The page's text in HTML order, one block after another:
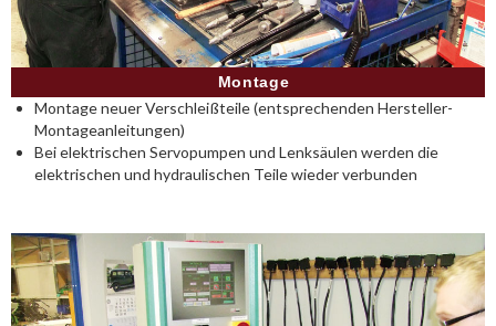
Montage
Montage neuer Verschleißteile (entsprechenden Hersteller-
Montageanleitungen)
Bei elektrischen Servopumpen und Lenksäulen werden die
elektrischen und hydraulischen Teile wieder verbunden